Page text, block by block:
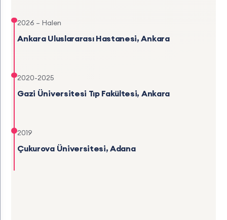
2026 – Halen
Ankara Uluslararası Hastanesi, Ankara
2020-2025
Gazi Üniversitesi Tıp Fakültesi, Ankara
2019
Çukurova Üniversitesi, Adana